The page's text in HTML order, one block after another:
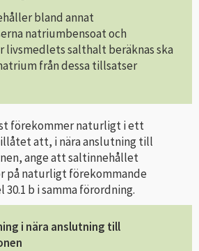
bland annat
natriumbensoat och
livsmedlets salthalt beräknas ska
från dessa tillsatser
förekommer naturligt i ett
att, i nära anslutning till
ange att saltinnehållet
på naturligt förekommande
b i samma förordning.
i nära anslutning till